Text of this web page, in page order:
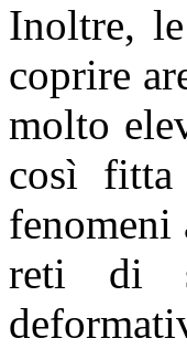
Inoltre,
coprire
molto
così fitta
fenomeni
reti di